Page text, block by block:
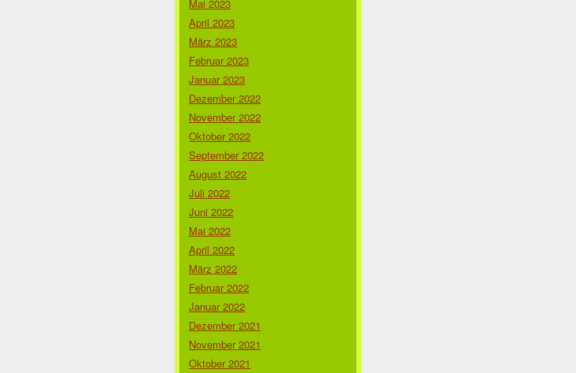
Mai 2023
April 2023
März 2023
Februar 2023
Januar 2023
Dezember 2022
November 2022
Oktober 2022
September 2022
August 2022
Juli 2022
Juni 2022
Mai 2022
April 2022
März 2022
Februar 2022
Januar 2022
Dezember 2021
November 2021
Oktober 2021